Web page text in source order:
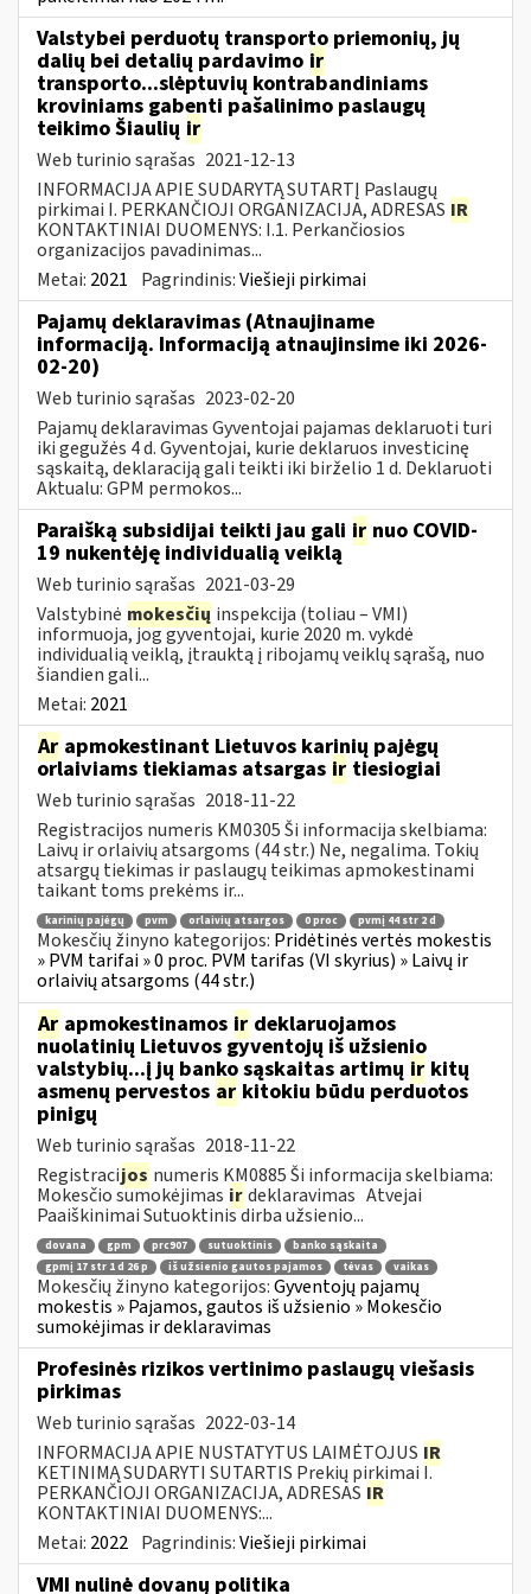
Valstybei perduotų transporto priemonių, jų
dalių bei detalių pardavimo ir
transporto...slėptuvių kontrabandiniams
kroviniams gabenti pašalinimo paslaugų
teikimo Šiaulių ir
Web turinio sąrašas 2021-12-13
INFORMACIJA APIE SUDARYTĄ SUTARTĮ Paslaugų
pirkimai I. PERKANČIOJI ORGANIZACIJA, ADRESAS IR
KONTAKTINIAI DUOMENYS: I.1. Perkančiosios
organizacijos pavadinimas...
Metai: 2021 Pagrindinis:Viešieji pirkimai
Pajamų deklaravimas (Atnaujiname
informaciją. Informaciją atnaujinsime iki 2026-
02-20)
Web turinio sąrašas 2023-02-20
Pajamų deklaravimas Gyventojai pajamas deklaruoti turi
iki gegužės 4 d. Gyventojai, kurie deklaruos investicinę
sąskaitą, deklaraciją gali teikti iki birželio 1 d. Deklaruoti
Aktualu: GPM permokos...
Paraišką subsidijai teikti jau gali ir nuo COVID-
19 nukentėję individualią veiklą
Web turinio sąrašas 2021-03-29
Valstybinė mokesčių inspekcija (toliau – VMI)
informuoja, jog gyventojai, kurie 2020 m. vykdė
individualią veiklą, įtrauktą į ribojamų veiklų sąrašą, nuo
šiandien gali...
Metai: 2021
Ar apmokestinant Lietuvos karinių pajėgų
orlaiviams tiekiamas atsargas ir tiesiogiai
Web turinio sąrašas 2018-11-22
Registracijos numeris KM0305 Ši informacija skelbiama:
Laivų ir orlaivių atsargoms (44 str.) Ne, negalima. Tokių
atsargų tiekimas ir paslaugų teikimas apmokestinami
taikant toms prekėms ir...
karinių pajėgų pvm orlaivių atsargos 0 proc pvmį 44 str 2 d
Mokesčių žinyno kategorijos: Pridėtinės vertės mokestis
» PVM tarifai » 0 proc. PVM tarifas (VI skyrius) » Laivų ir
orlaivių atsargoms (44 str.)
Ar apmokestinamos ir deklaruojamos
nuolatinių Lietuvos gyventojų iš užsienio
valstybių...į jų banko sąskaitas artimų ir kitų
asmenų pervestos ar kitokiu būdu perduotos
pinigų
Web turinio sąrašas 2018-11-22
Registracijos numeris KM0885 Ši informacija skelbiama:
Mokesčio sumokėjimas irdeklaravimas Atvejai
Paaiškinimai Sutuoktinis dirba užsienio...
dovana gpm prc907 sutuoktinis
banko sąskaita
gpmį 17 str 1 d 26 p
iš užsienio gautos pajamos tėvas vaikas
Mokesčių žinyno kategorijos:Gyventojų pajamų
mokestis » Pajamos, gautos iš užsienio » Mokesčio
sumokėjimas ir deklaravimas
Profesinės rizikos vertinimo paslaugų viešasis
pirkimas
Web turinio sąrašas 2022-03-14
INFORMACIJA APIE NUSTATYTUS LAIMĖTOJUS IR
KETINIMĄ SUDARYTI SUTARTIS Prekių pirkimai I.
PERKANČIOJI ORGANIZACIJA, ADRESAS IR
KONTAKTINIAI DUOMENYS:...
Metai: 2022 Pagrindinis:Viešieji pirkimai
VMI nulinė dovanų politika